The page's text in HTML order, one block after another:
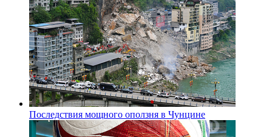
Последствия мощного оползня в Чунцине